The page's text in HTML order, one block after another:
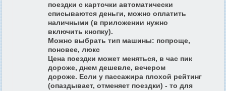
поездки с карточки автоматически
списываются деньги, можно оплатить
наличными (в приложении нужно
включить кнопку).
Можно выбрать тип машины: попроще,
поновее, люкс
Цена поездки может меняться, в час пик
дороже, днем дешевле, вечером
дороже. Если у пассажира плохой рейтинг
(опаздывает, отменяет поездки) - то для